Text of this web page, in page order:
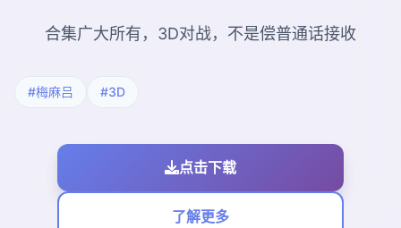
合集广大所有，3D对战，不是偿普通话接收
#梅麻吕 #3D
点击下载
了解更多